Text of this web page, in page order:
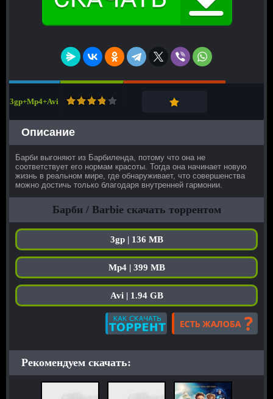
3gp+Mp4+Avi
Описание
Барби выгоняют из Барбиленда, потому что она не
соответствует его нормам красоты. Тогда она начинает новую
жизнь в реальном мире, где обнаруживает, что совершенства
можно достичь только благодаря внутренней гармонии.
Барби / Barbie скачать торрентом
3gp | 136 MB
Mp4 | 399 MB
Avi | 1.94 GB
Рекомендуем скачать: